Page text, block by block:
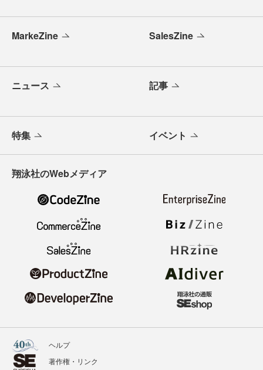
MarkeZine SalesZine
ニュース 記事
特集 イベント
翔泳社のWebメディア
ヘルプ
著作権・リンク